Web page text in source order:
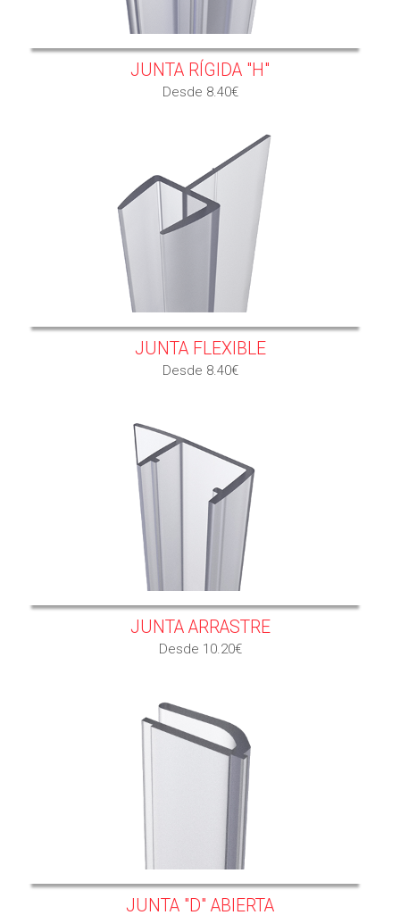
JUNTA RÍGIDA "H"
Desde 8.40€
JUNTA FLEXIBLE
Desde 8.40€
JUNTA ARRASTRE
Desde 10.20€
JUNTA "D" ABIERTA